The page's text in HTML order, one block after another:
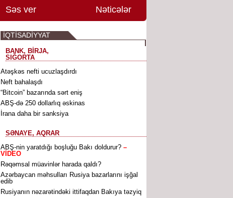
Səs ver Nəticələr
İQTİSADİYYAT
BANK, BİRJA,
SIĞORTA
Atəşkəs nefti ucuzlaşdırdı
Neft bahalaşdı
“Bitcoin” bazarında sərt eniş
ABŞ-də 250 dollarlıq əskinas
İrana daha bir sanksiya
SƏNAYE, AQRAR
ABŞ-nin yaratdığı boşluğu Bakı doldurur? –
VİDEO
Rəqəmsal müavinlər harada qaldı?
Azərbaycan məhsulları Rusiya bazarlarını işğal
edib
Rusiyanın nəzarətindəki ittifaqdan Bakıya təzyiq